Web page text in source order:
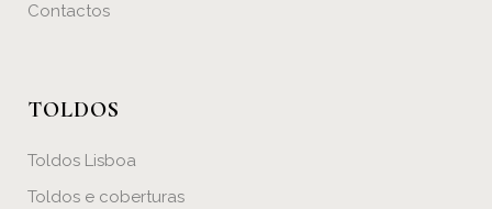
Contactos
TOLDOS
Toldos Lisboa
Toldos e coberturas